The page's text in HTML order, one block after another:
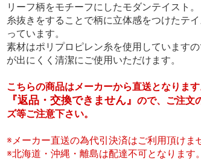
リーフ柄をモチーフにしたモダンテイスト。
糸抜きをすることで柄に立体感をつけたテ
っています。
素材はポリプロピレン糸を使用しています
が出にくく清潔にご使用いただけます。
こちらの商品はメーカーから直送となります
『返品・交換できません』 ので、ご注文
ズ等ご注意下さい。
※メーカー直送の為代引決済はご利用頂けま
※北海道・沖縄・離島は配達不可となります。